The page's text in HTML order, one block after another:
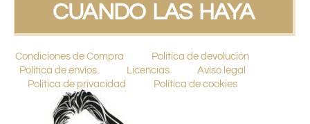
CUANDO LAS HAYA
Condiciones de Compra
Política de devolución
Política de envíos.
Licencias
Aviso legal
Política de privacidad
Política de cookies